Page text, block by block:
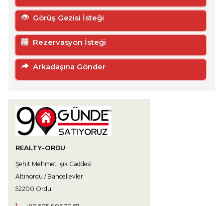
Görüş Gezisi İsteği
Rezervasyon İsteği
Arkadaşına Gönder
REALTY-ORDU
Şehit Mehmet Işık Caddesi
Altınordu / Bahcelievler
52200 Ordu